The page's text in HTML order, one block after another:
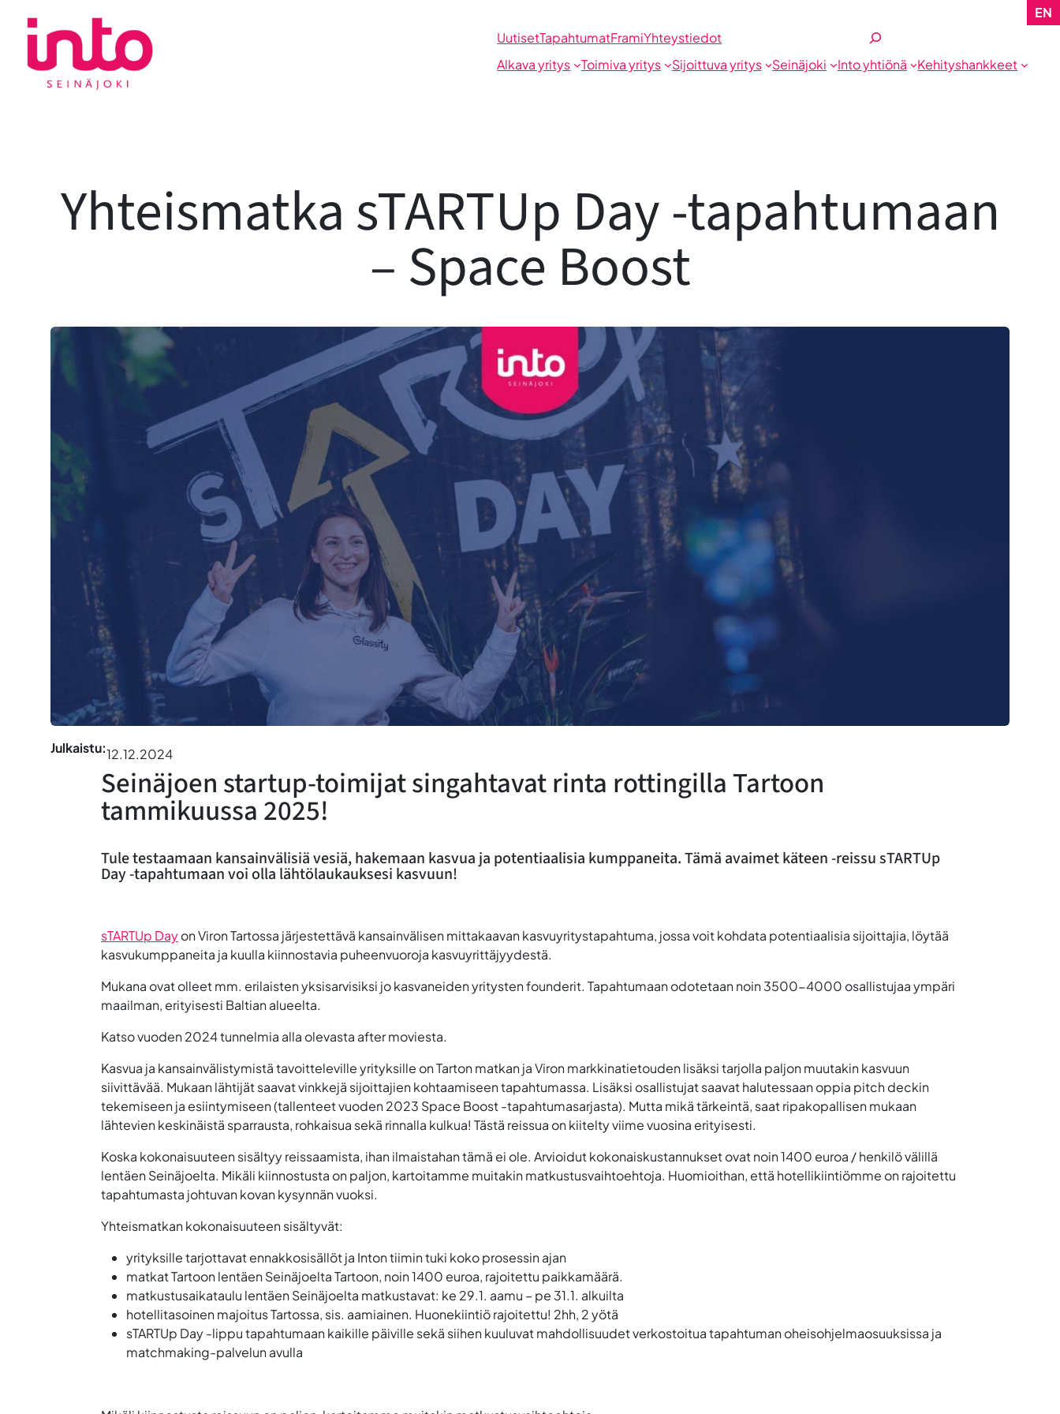
sisältöön
UutisetTapahtumatFramiYhteystiedot
Etsi
Alkava yritys
Toimiva yritys Sijoittuva yritys Seinäjoki Into yhtiönä Kehityshankkeet
EN
Yhteismatka sTARTUp Day -tapahtumaan
– Space Boost
Julkaistu:12.12.2024
Seinäjoen startup-toimijat singahtavat rinta rottingilla Tartoon
tammikuussa 2025!
Tule testaamaan kansainvälisiä vesiä, hakemaan kasvua ja potentiaalisia kumppaneita. Tämä avaimet käteen -reissu sTARTUp
Day -tapahtumaan voi olla lähtölaukauksesi kasvuun!
sTARTUp Dayon Viron Tartossa järjestettävä kansainvälisen mittakaavan kasvuyritystapahtuma, jossa voit kohdata potentiaalisia sijoittajia, löytää
kasvukumppaneita ja kuulla kiinnostavia puheenvuoroja kasvuyrittäjyydestä.
Mukana ovat olleet mm. erilaisten yksisarvisiksi jo kasvaneiden yritysten founderit. Tapahtumaan odotetaan noin 3500-4000 osallistujaa ympäri
maailman, erityisesti Baltian alueelta.
Katso vuoden 2024 tunnelmia alla olevasta after moviesta.
Kasvua ja kansainvälistymistä tavoitteleville yrityksille onTarton matkan ja Viron markkinatietouden lisäksi tarjolla paljon muutakin kasvuun
siivittävää. Mukaan lähtijät saavat vinkkejä sijoittajien kohtaamiseen tapahtumassa. Lisäksi osallistujat saavat halutessaan oppia pitch deckin
tekemiseen ja esiintymiseen (tallenteet vuoden 2023 Space Boost -tapahtumasarjasta). Mutta mikä tärkeintä, saat ripakopallisen mukaan
lähtevien keskinäistä sparrausta, rohkaisua sekä rinnalla kulkua! Tästä reissua on kiitelty viime vuosina erityisesti.
Koska kokonaisuuteen sisältyy reissaamista, ihan ilmaistahan tämä ei ole. Arvioidut kokonaiskustannukset ovat noin 1400 euroa / henkilö välillä
lentäen Seinäjoelta. Mikäli kiinnostusta on paljon, kartoitamme muitakin matkustusvaihtoehtoja. Huomioithan, että hotellikiintiömme on rajoitettu
tapahtumasta johtuvan kovan kysynnän vuoksi.
Yhteismatkan kokonaisuuteen sisältyvät:
yrityksille tarjottavat ennakkosisällöt ja Inton tiimin tuki koko prosessin ajan
matkat TartoonlentäenSeinäjoeltaTartoon, noin 1400 euroa, rajoitettu paikkamäärä.
matkustusaikataulu lentäen Seinäjoelta matkustavat: ke 29.1. aamu – pe 31.1. alkuilta
hotellitasoinen majoitus Tartossa, sis. aamiainen. Huonekiintiö rajoitettu! 2hh, 2 yötä
sTARTUp Day -lippu tapahtumaan kaikille päiville sekä siihen kuuluvat mahdollisuudet verkostoitua tapahtuman oheisohjelmaosuuksissa ja
matchmaking-palvelun avulla